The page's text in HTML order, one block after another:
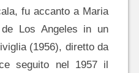
fu accanto a Maria
Los Angeles in un
(1956), diretto da
seguito nel 1957 il